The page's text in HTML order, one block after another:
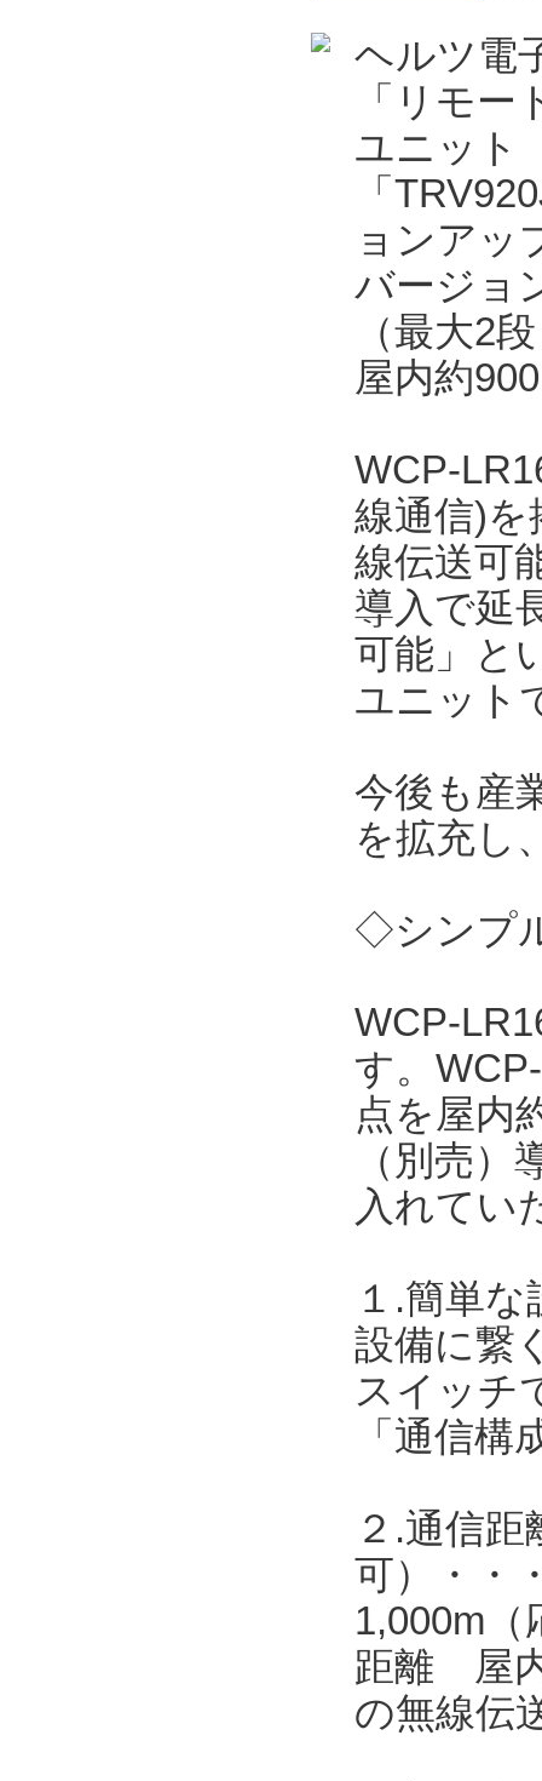
ヘルツ電
「リモ
ユニット
「
ョンアッ
バージョ
（最大2
屋内約
WCP-
線通信)を
線伝送可
導入で延
可能」と
ユニット
今後も産
を拡充し
◇シンプ
WCP-
す。
点を屋内
（別売
入れてい
１.簡単
設備に繋
スイッチ
「通信
２.通信
可）・・
1,000m
距離 屋
の無線伝